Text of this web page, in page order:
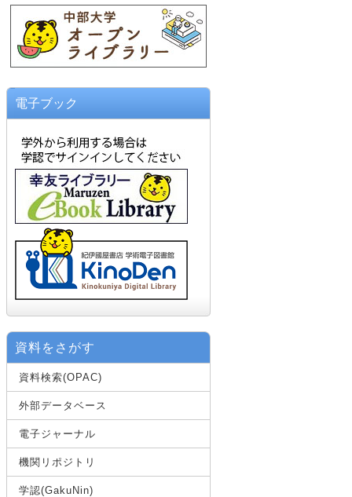
電子ブック
資料をさがす
資料検索(OPAC)
外部データベース
電子ジャーナル
機関リポジトリ
学認(GakuNin)